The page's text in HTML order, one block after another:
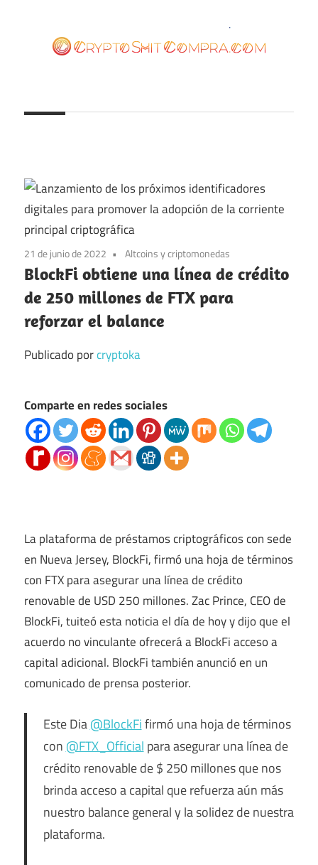
contenido
21 de junio de 2022 Altcoins y criptomonedas
BlockFi obtiene una línea de crédito
de 250 millones de FTX para
reforzar el balance
Publicado porcryptoka
Comparte en redes sociales
La plataforma de préstamos criptográficos con sede
en Nueva Jersey, BlockFi, firmó una hoja de términos
con FTX para asegurar una línea de crédito
renovable de USD 250 millones. Zac Prince, CEO de
BlockFi, tuiteó esta noticia el día de hoy y dijo que el
acuerdo no vinculante ofrecerá a BlockFi acceso a
capital adicional. BlockFi también anunció en un
comunicado de prensa posterior.
Este Dia@BlockFifirmó una hoja de términos
con @FTX_Official para asegurar una línea de
crédito renovable de $ 250 millones que nos
brinda acceso a capital que refuerza aún más
nuestro balance general y la solidez de nuestra
plataforma.